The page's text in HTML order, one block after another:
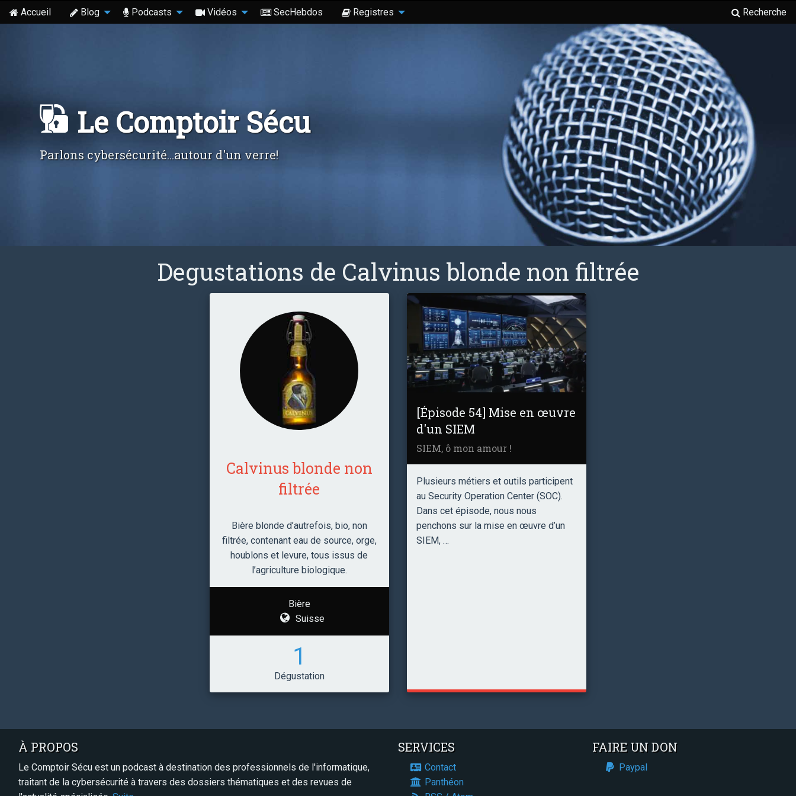
Accueil Blog Podcasts Vidéos SecHebdos Registres Recherche
Le Comptoir Sécu
Parlons cybersécurité...autour d'un verre!
Degustations de Calvinus blonde non filtrée
Calvinus blonde non
filtrée
Bière blonde d’autrefois, bio, non
filtrée, contenant eau de source, orge,
houblons et levure, tous issus de
l’agriculture biologique.
Bière
Suisse
1
Dégustation
[Épisode 54] Mise en œuvre
d'un SIEM
SIEM, ô mon amour !
Plusieurs métiers et outils participent
au Security Operation Center (SOC).
Dans cet épisode, nous nous
penchons sur la mise en œuvre d’un
SIEM, …
À PROPOS
Le Comptoir Sécu est un podcast à destination des professionnels de l'informatique,
traitant de la cybersécurité à travers des dossiers thématiques et des revues de
SERVICES
Contact
Panthéon
FAIRE UN DON
Paypal